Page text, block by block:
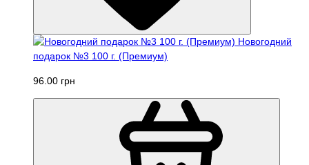
Новогодний
подарок №3 100 г. (Премиум)
96.00 грн